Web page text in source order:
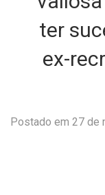
ter
ex-
Postado em 27 de